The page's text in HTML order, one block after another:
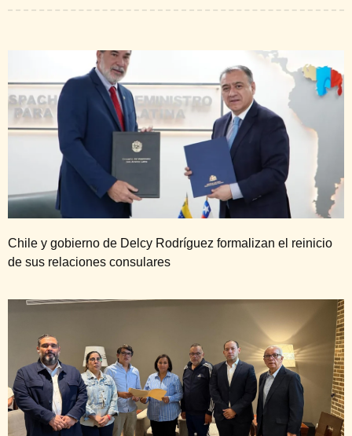
Chile y gobierno de Delcy Rodríguez formalizan el reinicio
de sus relaciones consulares